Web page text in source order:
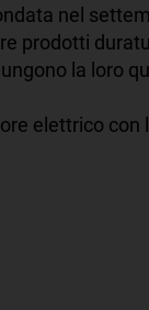
nel
prodotti
la loro
elettrico